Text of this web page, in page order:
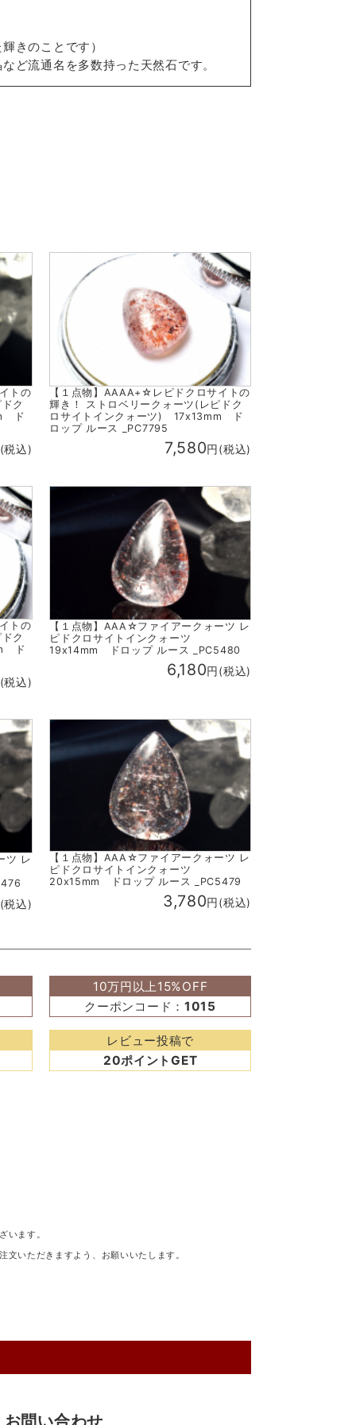
きのことです）
ど流通名を多数持った天然石です。
トの
ク
ド
税込)
【１点物】AAAA+☆レピドクロサイトの
輝き！ ストロベリークォーツ(レピドク
ロサイトインクォーツ) 17x13mm ド
ロップ ルース _PC7795
7,580円(税込)
トの
ク
ド
税込)
【１点物】AAA☆ファイアークォーツ レ
ピドクロサイトインクォーツ
19x14mm ドロップ ルース _PC5480
6,180円(税込)
ツ レ
税込)
【１点物】AAA☆ファイアークォーツ レ
ピドクロサイトインクォーツ
20x15mm ドロップ ルース _PC5479
3,780円(税込)
10万円以上15%OFF
クーポンコード： 1015
レビュー投稿で
20ポイントGET
います。
いただきますよう、お願いいたします。
お問い合わせ